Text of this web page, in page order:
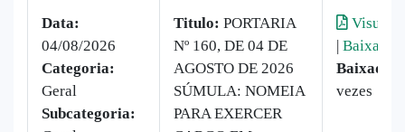
Data:
04/08/2026
Categoria:
Geral
Subcategoria:
Titulo: PORTARIA
Nº 160, DE 04 DE
AGOSTO DE 2026
SÚMULA: NOMEIA
PARA EXERCER
| Baixar
Baixado:
vezes